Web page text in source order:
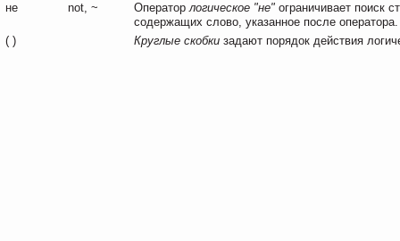
не
not, ~ Операторлогическое "не" ограничивает поиск
содержащих слово, указанное после оператора.
( )
Круглые скобки задают порядок действия